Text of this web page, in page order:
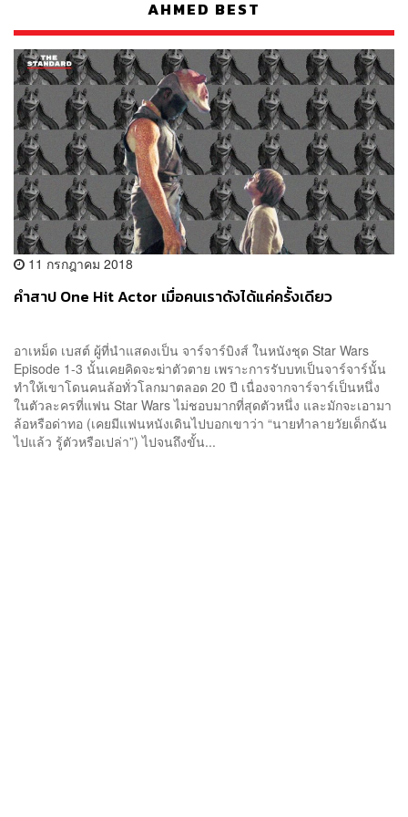
AHMED BEST
11 กรกฎาคม 2018
คำสาป One Hit Actor เมื่อคนเราดังได้แค่ครั้งเดียว
อาเหม็ด เบสต์ ผู้ที่นำแสดงเป็น จาร์จาร์บิงส์ ในหนังชุด Star Wars
Episode 1-3 นั้นเคยคิดจะฆ่าตัวตาย เพราะการรับบทเป็นจาร์จาร์นั้น
ทำให้เขาโดนคนล้อทั่วโลกมาตลอด 20 ปี เนื่องจากจาร์จาร์เป็นหนึ่ง
ในตัวละครที่แฟน Star Wars ไม่ชอบมากที่สุดตัวหนึ่ง และมักจะเอามา
ล้อหรือด่าทอ (เคยมีแฟนหนังเดินไปบอกเขาว่า “นายทำลายวัยเด็กฉัน
ไปแล้ว รู้ตัวหรือเปล่า”) ไปจนถึงขั้น...